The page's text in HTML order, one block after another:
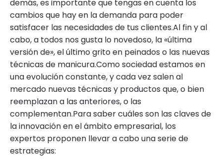
demás, es importante que tengas en cuenta los
cambios que hay en la demanda para poder
satisfacer las necesidades de tus clientes.Al fin y al
cabo, a todos nos gusta lo novedoso, la «última
versión de», el último grito en peinados o las nuevas
técnicas de manicura.Como sociedad estamos en
una evolución constante, y cada vez salen al
mercado nuevas técnicas y productos que, o bien
reemplazan a las anteriores, o las
complementan.Para saber cuáles son las claves de
la innovación en el ámbito empresarial, los
expertos proponen llevar a cabo una serie de
estrategias: